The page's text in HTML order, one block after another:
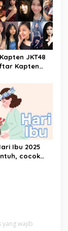
JKT48
Kapten
Ibu 2025
cocok
yang wajib